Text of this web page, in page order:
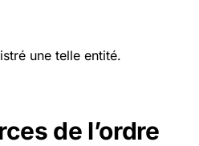
une telle entité.
de l’ordre